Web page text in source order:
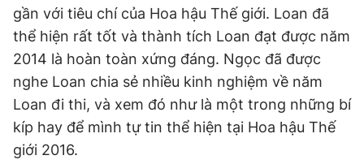
gần với tiêu chí của Hoa hậu Thế giới. Loan đã
thể hiện rất tốt và thành tích Loan đạt được năm
2014 là hoàn toàn xứng đáng. Ngọc đã được
nghe Loan chia sẻ nhiều kinh nghiệm về năm
Loan đi thi, và xem đó như là một trong những bí
kíp hay để mình tự tin thể hiện tại Hoa hậu Thế
giới 2016.